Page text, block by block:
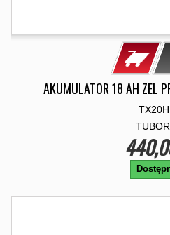
AKUMULATOR 18 AH ZEL